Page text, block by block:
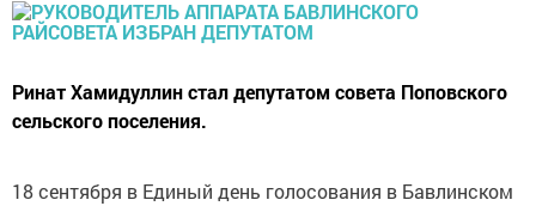
Ринат Хамидуллин стал депутатом совета Поповского
сельского поселения.
18 сентября в Единый день голосования в Бавлинском